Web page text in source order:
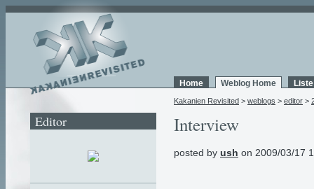
Home Weblog Home
Kakanien Revisited > weblogs > editor >
Interview
posted by ush on 2009/03/17
Editor